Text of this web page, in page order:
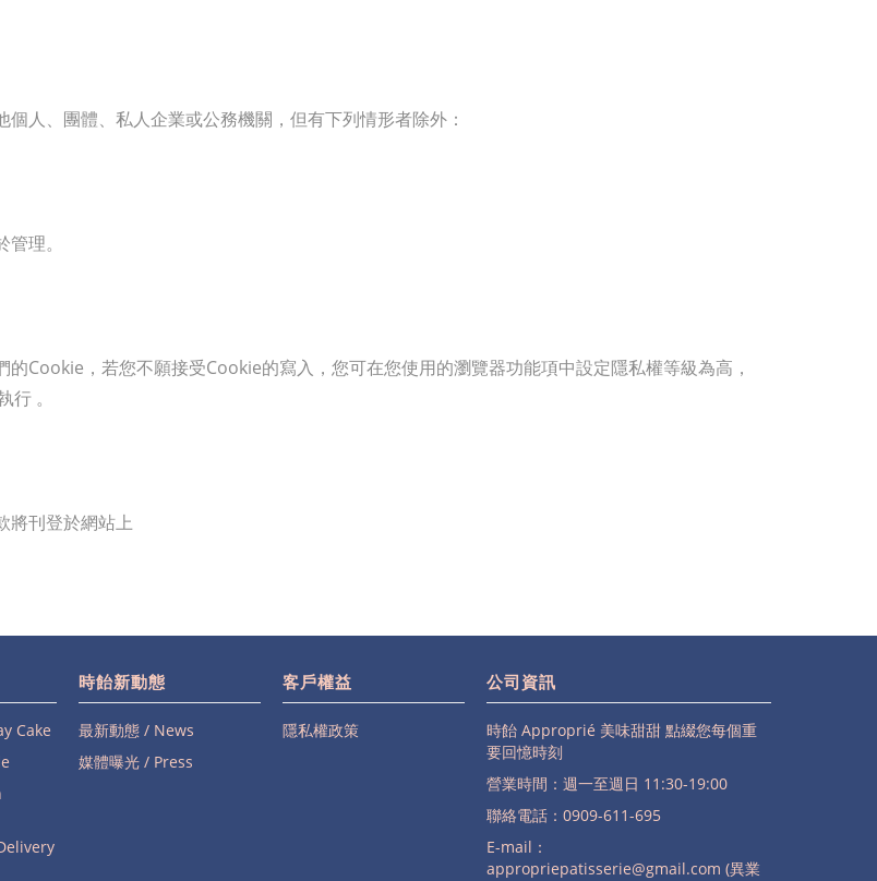
人、團體、私人企業或公務機關，但有下列情形者除外：
理。
Cookie，若您不願接受Cookie的寫入，您可在您使用的瀏覽器功能項中設定隱私權等級為高，
。
將刊登於網站上
Cake
時飴新動態
最新動態 / News
媒體曝光 / Press
客戶權益
隱私權政策
公司資訊
時飴 Approprié 美味甜甜 點綴您每個重
要回憶時刻
營業時間：週一至週日 11:30-19:00
聯絡電話：0909-611-695
E-mail：
appropriepatisserie@gmail.com (異業